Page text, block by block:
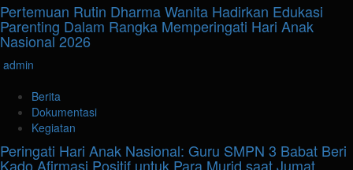
Pertemuan Rutin Dharma Wanita Hadirkan Edukasi
Parenting Dalam Rangka Memperingati Hari Anak
Nasional 2026
admin
Berita
Dokumentasi
Kegiatan
Peringati Hari Anak Nasional: Guru SMPN 3 Babat Beri
Kado Afirmasi Positif untuk Para Murid saat Jumat